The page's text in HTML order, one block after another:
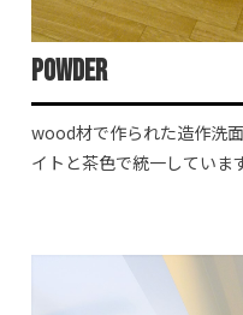
Powder
wood材で作られた造作洗
イトと茶色で統一していま